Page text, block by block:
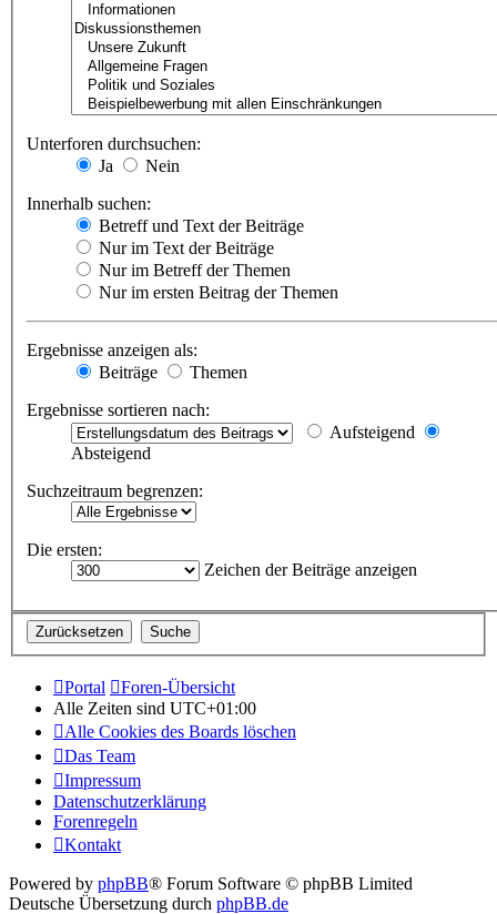
Unterforen durchsuchen:
Ja
Nein
Innerhalb suchen:
Betreff und Text der Beiträge
Nur im Text der Beiträge
Nur im Betreff der Themen
Nur im ersten Beitrag der Themen
Ergebnisse anzeigen als:
Beiträge
Themen
Ergebnisse sortieren nach:
Aufsteigend
Absteigend
Suchzeitraum begrenzen:
Die ersten:
Zeichen der Beiträge anzeigen
Portal
Foren-Übersicht
Alle Zeiten sind UTC+01:00
Alle Cookies des Boards löschen
Das Team
Impressum
Datenschutzerklärung
Forenregeln
Kontakt
Powered by phpBB® Forum Software © phpBB Limited
Deutsche Übersetzung durch phpBB.de